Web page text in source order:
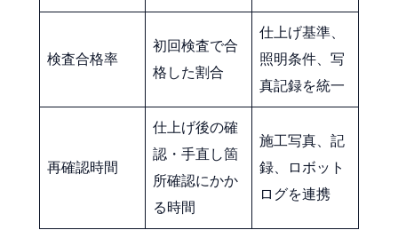
検査合格率
初回検査で合
格した割合
仕上げ基準、
照明条件、写
真記録を統一
再確認時間
仕上げ後の確
認・手直し箇
所確認にかか
る時間
施工写真、記
録、ロボット
ログを連携